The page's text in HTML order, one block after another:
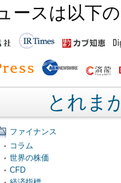
ースは以下
とれま
ファイナンス
コラム
世界の株価
CFD